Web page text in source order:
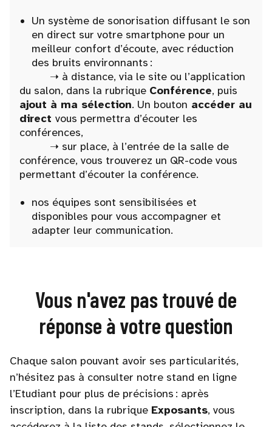
Un système de sonorisation diffusant le son
en direct sur votre smartphone pour un
meilleur confort d’écoute, avec réduction
des bruits environnants :
➝ à distance, via le site ou l’application
du salon, dans la rubrique Conférence, puis
ajout à ma sélection. Un bouton accéder au
direct vous permettra d’écouter les
conférences,
➝ sur place, à l’entrée de la salle de
conférence, vous trouverez un QR-code vous
permettant d’écouter la conférence.
nos équipes sont sensibilisées et
disponibles pour vous accompagner et
adapter leur communication.
Vous n'avez pas trouvé de
réponse à votre question
Chaque salon pouvant avoir ses particularités,
n’hésitez pas à consulter notre stand en ligne
l’Etudiant pour plus de précisions : après
inscription, dans la rubrique Exposants, vous